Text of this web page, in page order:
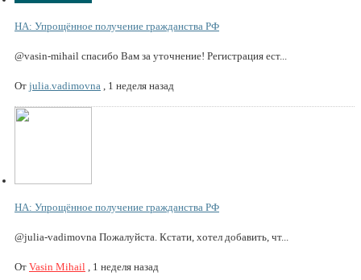
НА: Упрощённое получение гражданства РФ
@vasin-mihail спасибо Вам за уточнение! Регистрация ест...
От julia.vadimovna , 1 неделя назад
НА: Упрощённое получение гражданства РФ
@julia-vadimovna Пожалуйста. Кстати, хотел добавить, чт...
От Vasin Mihail , 1 неделя назад